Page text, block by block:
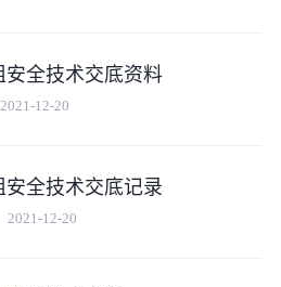
安全技术交底资料
2021-12-20
全技术交底记录
2021-12-20